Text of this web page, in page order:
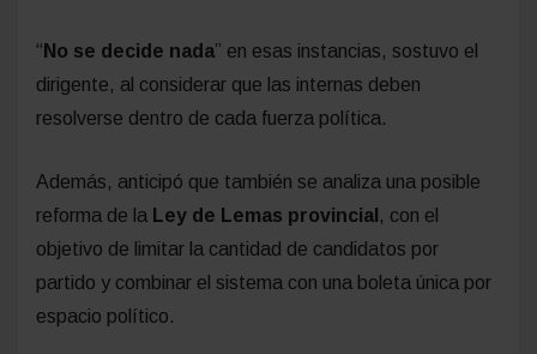
“ No se decide nada” en esas instancias, sostuvo el
dirigente, al considerar que las internas deben
resolverse dentro de cada fuerza política.
Además, anticipó que también se analiza una posible
reforma de la Ley de Lemas provincial , con el
objetivo de limitar la cantidad de candidatos por
partido y combinar el sistema con una boleta única por
espacio político.